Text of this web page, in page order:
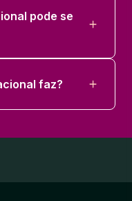
pode se
faz?